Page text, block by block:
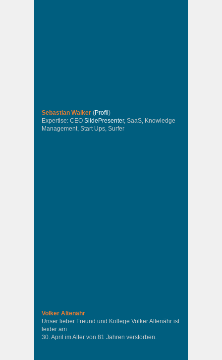
Sebastian Walker (Profil )
Expertise: CEO SlidePresenter, SaaS, Knowledge
Management, Start Ups, Surfer
Volker Altenähr
Unser lieber Freund und Kollege Volker Altenähr ist
leider am
30. April im Alter von 81 Jahren verstorben.